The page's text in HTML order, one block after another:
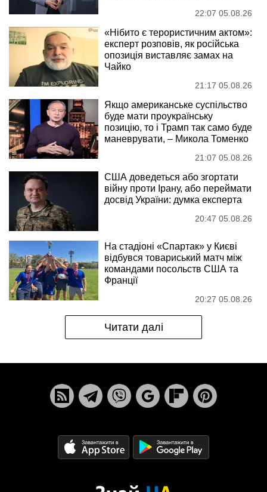
22:07 05.08.26
«Нібито є терористичним актом»:
експерт розповів, як російська
опозиція виставляє замах на
Чайко
21:17 05.08.26
Якщо американське суспільство
буде мати проукраїнську
позицію, то і Трамп так само буде
маневрувати, – Микола Томенко
21:07 05.08.26
США доведеться або згортати
війну проти Ірану, або переймати
досвід України: думка експерта
20:47 05.08.26
На стадіоні «Спартак» у Києві
відбувся товариський матч між
командами посольств США та
Франції
20:27 05.08.26
Читати далі